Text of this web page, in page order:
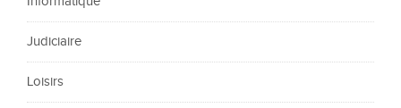
Judiciaire
Loisirs